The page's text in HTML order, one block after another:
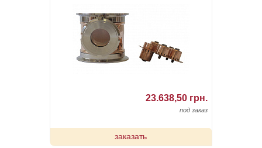
23.638,50 грн.
под заказ
заказать